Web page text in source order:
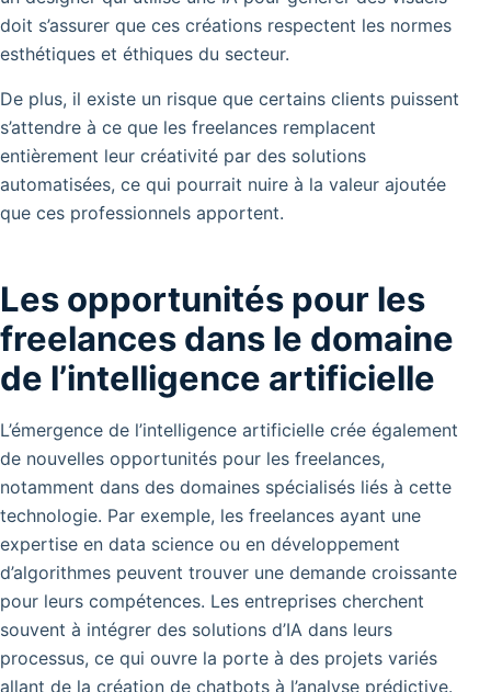
doit s’assurer que ces créations respectent les normes
esthétiques et éthiques du secteur.
De plus, il existe un risque que certains clients puissent
s’attendre à ce que les freelances remplacent
entièrement leur créativité par des solutions
automatisées, ce qui pourrait nuire à la valeur ajoutée
que ces professionnels apportent.
Les opportunités pour les
freelances dans le domaine
de l’intelligence artificielle
L’émergence de l’intelligence artificielle crée également
de nouvelles opportunités pour les freelances,
notamment dans des domaines spécialisés liés à cette
technologie. Par exemple, les freelances ayant une
expertise en data science ou en développement
d’algorithmes peuvent trouver une demande croissante
pour leurs compétences. Les entreprises cherchent
souvent à intégrer des solutions d’IA dans leurs
processus, ce qui ouvre la porte à des projets variés
allant de la création de chatbots à l’analyse prédictive.